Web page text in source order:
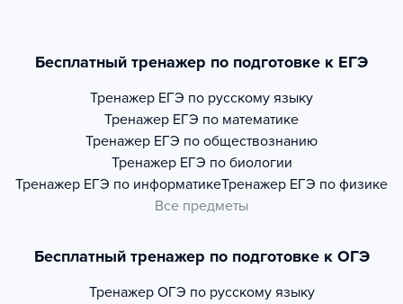
Бесплатный тренажер по подготовке к ЕГЭ
Тренажер ЕГЭ по русскому языку
Тренажер ЕГЭ по математике
Тренажер ЕГЭ по обществознанию
Тренажер ЕГЭ по биологии
Тренажер ЕГЭ по информатикеТренажер ЕГЭ по физике
Все предметы
Бесплатный тренажер по подготовке к ОГЭ
Тренажер ОГЭ по русскому языку